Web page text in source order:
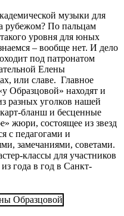
музыки для
рубежом? По пальцам
уровня для юных
– вообще нет. И дело
под патронатом
Елены
или славе. Главное
Образцовой» находят и
разных уголков нашей
бланш и бесценные
жюри, состоящее из звезд
с педагогами и
замечаниями, советами.
классы для участников
года в год в Санкт-